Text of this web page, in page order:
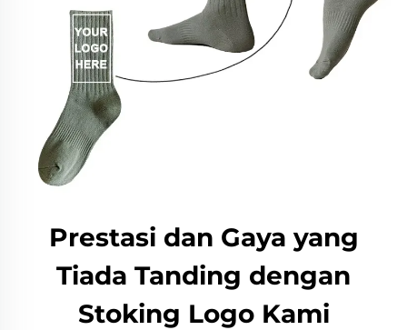
Prestasi dan Gaya yang
Tiada Tanding dengan
Stoking Logo Kami